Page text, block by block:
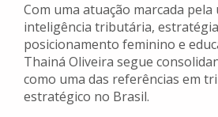
Com uma atuação marcada
inteligência tributária,
posicionamento feminino e
Thainá Oliveira segue
como uma das referências em
estratégico no Brasil.